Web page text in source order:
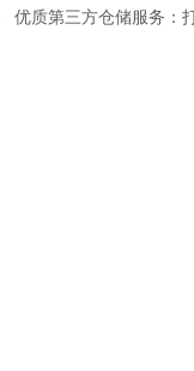
优质第三方仓储服务：